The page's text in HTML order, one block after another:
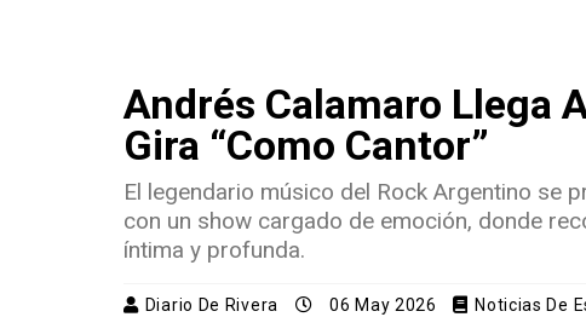
Andrés Calamaro Llega
Gira “Como Cantor”
El legendario músico del Rock Argentino se
con un show cargado de emoción, donde
íntima y profunda.
Diario De Rivera 06 May 2026 Noticias De